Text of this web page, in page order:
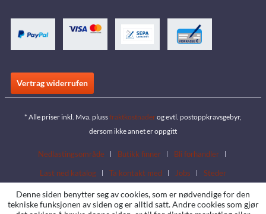
Vertrag widerrufen
* Alle priser inkl. Mva. plussfraktkostnaderog evtl. postoppkravsgebyr,
dersom ikke annet er oppgitt
Nedlastingsområde Butikk finner
Bli forhandler
Last ned katalog
Ta kontakt med Jobs Steder
Denne siden benytter seg av cookies, som er nødvendige for den
tekniske funksjonen av siden og er alltid satt. Andre cookies som gjør